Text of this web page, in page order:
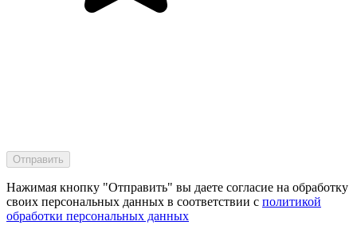
Нажимая кнопку "Отправить" вы даете согласие на обработку
своих персональных данных в соответствии с политикой
обработки персональных данных